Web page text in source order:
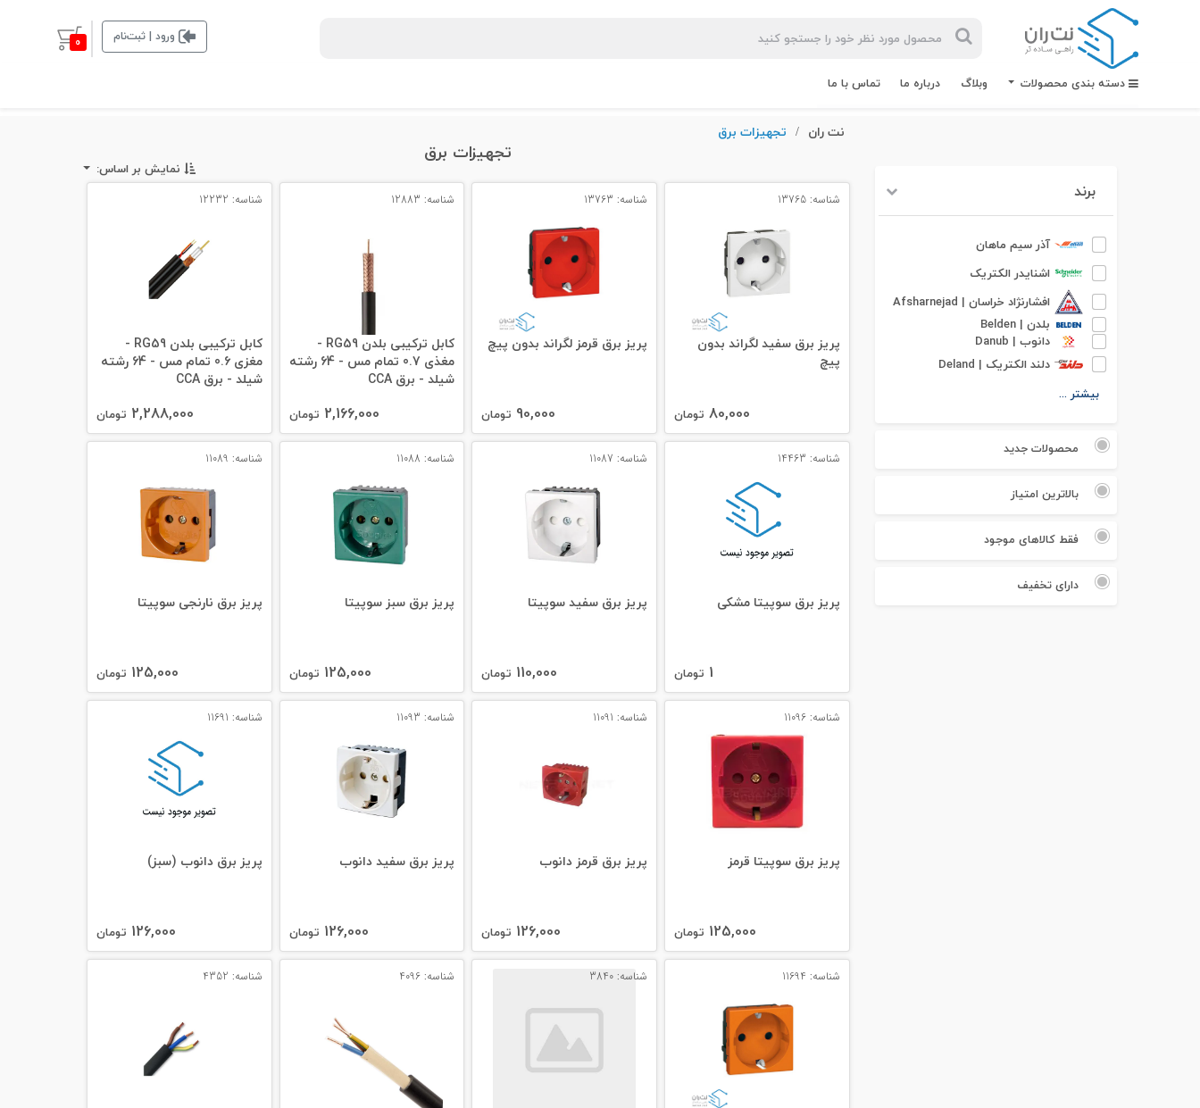
ورود | ثبت‌نام 0
دسته بندی محصولات وبلاگ درباره ما تماس با ما
#کابل شبکه لگراند
#کابل شبکه نگزنس
#پچ کورد لگراند
#پچ کورد نگزنس
برند
آذر سیم ماهان
اشنایدر الکتریک
افشارنژاد خراسان | Afsharnejad
بلدن | Belden
دانوب | Danub
دلند الکتریک | Deland
بیشتر ...
محصولات جدید
بالاترین امتیاز
فقط کالاهای موجود
دارای تخفیف
نت ران / تجهیزات برق
تجهیزات برق
نمایش بر اساس:
شناسه: 13765
پریز برق سفید لگراند بدون
پیچ
80,000 تومان
شناسه: 13763
پریز برق قرمز لگراند بدون پیچ
90,000 تومان
شناسه: 12883
کابل ترکیبی بلدن RG59 -
مغذی 0.7 تمام مس - 64 رشته
شیلد - برق CCA
2,166,000 تومان
شناسه: 12232
کابل ترکیبی بلدن RG59 -
مغزی 0.6 تمام مس - 64 رشته
شیلد - برق CCA
2,288,000 تومان
شناسه: 14463
پریز برق سوپیتا مشکی
1 تومان
شناسه: 11087
پریز برق سفید سوپیتا
110,000 تومان
شناسه: 11088
پریز برق سبز سوپیتا
125,000 تومان
شناسه: 11089
پریز برق نارنجی سوپیتا
125,000 تومان
شناسه: 11096
پریز برق سوپیتا قرمز
125,000 تومان
شناسه: 11091
پریز برق قرمز دانوب
126,000 تومان
شناسه: 11093
پریز برق سفید دانوب
126,000 تومان
شناسه: 11691
پریز برق دانوب (سبز)
126,000 تومان
شناسه: 11694 شناسه: 3840 شناسه: 4096 شناسه: 4352